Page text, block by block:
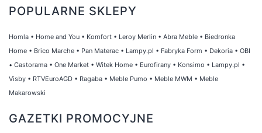
POPULARNE SKLEPY
Homla • Home and You • Komfort • Leroy Merlin • Abra Meble • Biedronka
Home • Brico Marche • Pan Materac • Lampy.pl • Fabryka Form • Dekoria • OBI
• Castorama • One Market • Witek Home • Eurofirany • Konsimo • Lampy.pl •
Visby • RTVEuroAGD • Ragaba • Meble Pumo • Meble MWM • Meble
Makarowski
GAZETKI PROMOCYJNE